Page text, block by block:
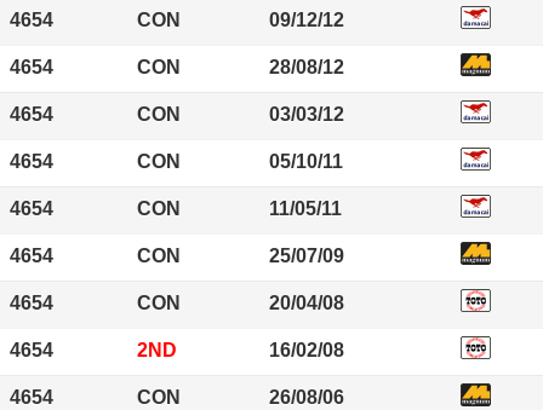
4654 CON 09/12/12
4654 CON 28/08/12
4654 CON 03/03/12
4654 CON 05/10/11
4654 CON 11/05/11
4654 CON 25/07/09
4654 CON 20/04/08
4654 2ND 16/02/08
4654 CON 26/08/06